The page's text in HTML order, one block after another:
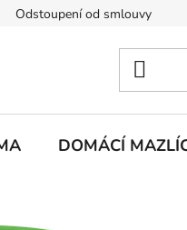
Odstoupení od smlouvy
DOMÁCÍ